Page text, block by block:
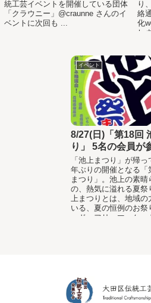
統工芸イベントを開催している団体
「クラウニー」@craunne さんのイ
ベントに次回も ...
り
絡
化
し
イベント
8/27(日)「第18回
り」 5名の会員が
「池上まつり」が帰
年ぶりの開催となる「
まつり」。池上の素晴
の、熱気に溢れる夏祭
上まつりとは、地域の
いる、夏の恒例のお祭
ード、フリーマーケッ